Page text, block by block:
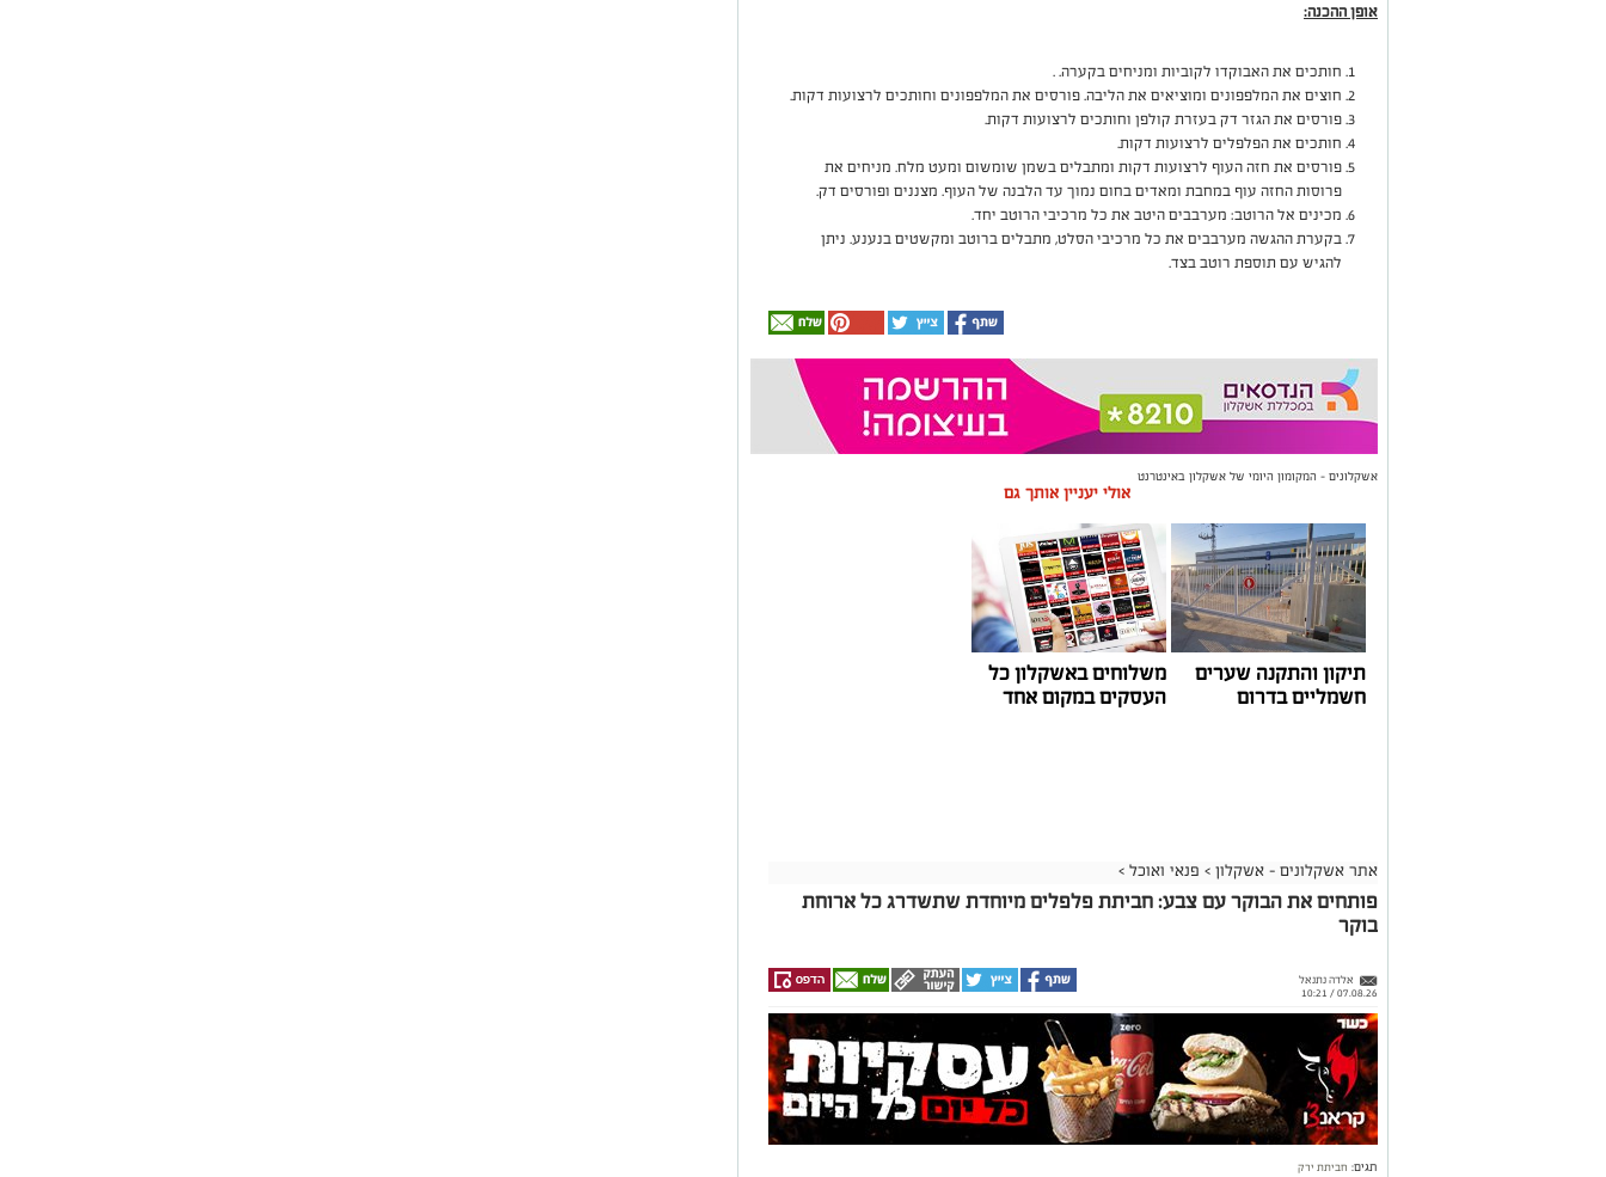
אופן ההכנה:
חותכים את האבוקדו לקוביות ומניחים בקערה. .
חוצים את המלפפונים ומוציאים את הליבה. פורסים את המלפפונים וחותכים לרצועות דקות.
פורסים את הגזר דק בעזרת קולפן וחותכים לרצועות דקות.
חותכים את הפלפלים לרצועות דקות.
פורסים את חזה העוף לרצועות דקות ומתבלים בשמן שומשום ומעט מלח. מניחים את
פרוסות החזה עוף במחבת ומאדים בחום נמוך עד הלבנה של העוף. מצננים ופורסים דק.
מכינים אל הרוטב: מערבבים היטב את כל מרכיבי הרוטב יחד.
בקערת ההגשה מערבבים את כל מרכיבי הסלט, מתבלים ברוטב ומקשטים בנענע. ניתן
להגיש עם תוספת רוטב בצד.
אשקלונים - המקומון היומי של אשקלון באינטרנט
אולי יעניין אותך גם
תיקון והתקנה שערים
חשמליים בדרום
משלוחים באשקלון כל
העסקים במקום אחד
אתר אשקלונים - אשקלון > פנאי ואוכל >
פותחים את הבוקר עם צבע: חביתת פלפלים מיוחדת שתשדרג כל ארוחת
בוקר
אלדה נתנאל
07.08.26 / 10:21
תגים: חביתת ירק